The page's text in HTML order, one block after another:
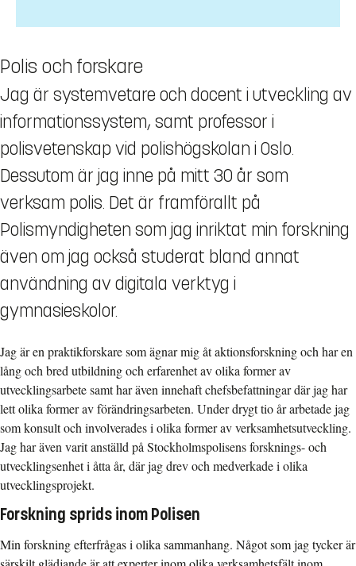
Polis och forskare
Jag är systemvetare och docent i utveckling av
informationssystem, samt professor i
polisvetenskap vid polishögskolan i Oslo.
Dessutom är jag inne på mitt 30 år som
verksam polis. Det är framförallt på
Polismyndigheten som jag inriktat min forskning
även om jag också studerat bland annat
användning av digitala verktyg i
gymnasieskolor.
Jag är en praktikforskare som ägnar mig åt aktionsforskning och har en
lång och bred utbildning och erfarenhet av olika former av
utvecklingsarbete samt har även innehaft chefsbefattningar där jag har
lett olika former av förändringsarbeten. Under drygt tio år arbetade jag
som konsult och involverades i olika former av verksamhetsutveckling.
Jag har även varit anställd på Stockholmspolisens forsknings- och
utvecklingsenhet i åtta år, där jag drev och medverkade i olika
utvecklingsprojekt.
Forskning sprids inom Polisen
Min forskning efterfrågas i olika sammanhang. Något som jag tycker är